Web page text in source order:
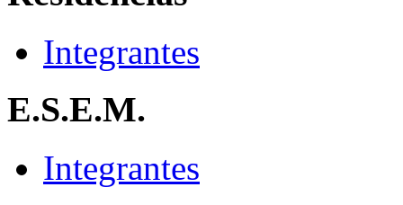
Integrantes
E.S.E.M.
Integrantes